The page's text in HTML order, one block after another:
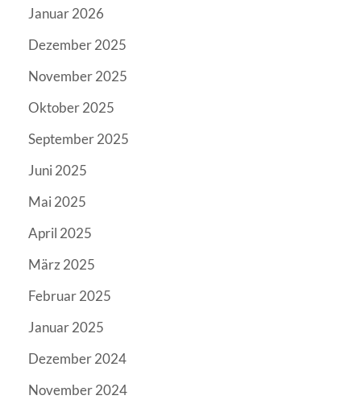
Januar 2026
Dezember 2025
November 2025
Oktober 2025
September 2025
Juni 2025
Mai 2025
April 2025
März 2025
Februar 2025
Januar 2025
Dezember 2024
November 2024